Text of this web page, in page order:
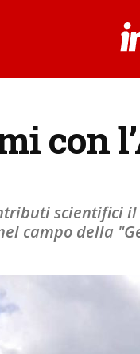
con
scientifici
campo della